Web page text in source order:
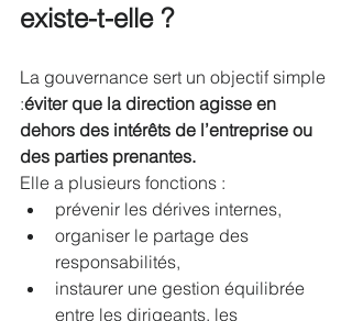
existe-t-elle ?
La gouvernance sert un objectif simple
:éviter que la direction agisse en
dehors des intérêts de l’entreprise ou
des parties prenantes.
Elle a plusieurs fonctions :
prévenir les dérives internes,
organiser le partage des
responsabilités,
instaurer une gestion équilibrée
entre les dirigeants, les